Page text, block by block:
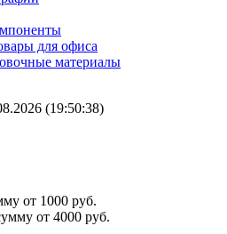
для офиса
материалы
(19:50:38)
от 1000 руб.
от 4000 руб.